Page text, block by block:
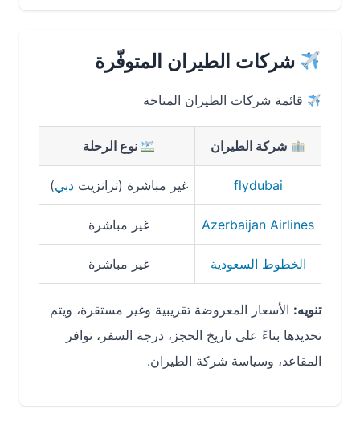
شركات الطيران المتوفّرة
قائمة شركات الطيران المتاحة
شركة الطيران نوع الرحلة
flydubai غير مباشرة (ترانزيتدبي) 7 ساعات و40 دقيقة
Azerbaijan Airlines غير مباشرة
الخطوط السعودية غير مباشرة
الأسعار المعروضة تقريبية وغير مستقرة، ويتم
تحديدها بناءً على تاريخ الحجز، درجة السفر، توافر
المقاعد، وسياسة شركة الطيران.